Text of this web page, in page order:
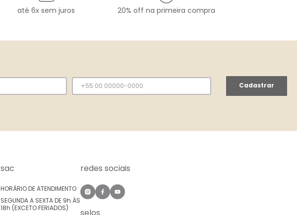
até 6x sem juros 20% off na primeira compra
Cadastrar
sac
HORÁRIO DE ATENDIMENTO
SEGUNDA A SEXTA DE 9h ÀS
18h (EXCETO FERIADOS)
redes sociais